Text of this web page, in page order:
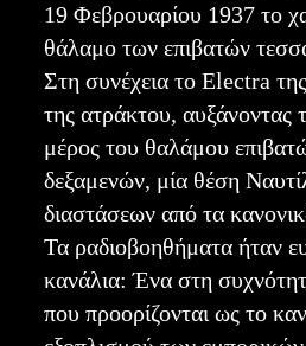
19 Φεβρουαρίου 1937 το
θάλαμο των επιβατών
Στη συνέχεια το Electra
της ατράκτου, αυξάνοντας
μέρος του θαλάμου
δεξαμενών, μία θέση
διαστάσεων από τα
Τα ραδιοβοηθήματα ήταν
κανάλια: Ένα στη
που προορίζονται ως το